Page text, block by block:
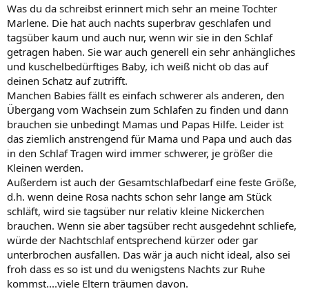
Was du da schreibst erinnert mich sehr an meine Tochter
Marlene. Die hat auch nachts superbrav geschlafen und
tagsüber kaum und auch nur, wenn wir sie in den Schlaf
getragen haben. Sie war auch generell ein sehr anhängliches
und kuschelbedürftiges Baby, ich weiß nicht ob das auf
deinen Schatz auf zutrifft.
Manchen Babies fällt es einfach schwerer als anderen, den
Übergang vom Wachsein zum Schlafen zu finden und dann
brauchen sie unbedingt Mamas und Papas Hilfe. Leider ist
das ziemlich anstrengend für Mama und Papa und auch das
in den Schlaf Tragen wird immer schwerer, je größer die
Kleinen werden.
Außerdem ist auch der Gesamtschlafbedarf eine feste Größe,
d.h. wenn deine Rosa nachts schon sehr lange am Stück
schläft, wird sie tagsüber nur relativ kleine Nickerchen
brauchen. Wenn sie aber tagsüber recht ausgedehnt schliefe,
würde der Nachtschlaf entsprechend kürzer oder gar
unterbrochen ausfallen. Das wär ja auch nicht ideal, also sei
froh dass es so ist und du wenigstens Nachts zur Ruhe
kommst....viele Eltern träumen davon.